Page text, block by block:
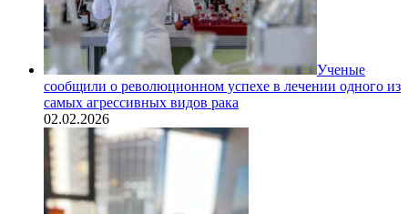
Ученые
сообщили о революционном успехе в лечении одного из
самых агрессивных видов рака
02.02.2026